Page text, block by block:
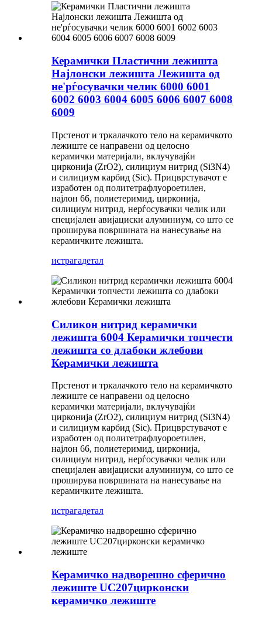
Керамички Пластични лежишта
Најлонски лежишта Лежишта од
не'рѓосувачки челик 6000 6001
6002 6003 6004 6005 6006 6007 6008
6009
Прстенот и тркалачкото тело на керамичкото
лежиште се направени од целосно
керамички материјали, вклучувајќи
цирконија (ZrO2), силициум нитрид (Si3N4)
и силициум карбид (Sic). Прицврстувачот е
изработен од политетрафлуороетилен,
најлон 66, полиетеримид, цирконија,
силициум нитрид, нерѓосувачки челик или
специјален авијациски алуминиум, со што се
проширува површината на нанесување на
керамичките лежишта.
истрагадетал
Силикон нитрид керамички
лежишта 6004 Керамички топчести
лежишта со длабоки жлебови
Керамички лежишта
Прстенот и тркалачкото тело на керамичкото
лежиште се направени од целосно
керамички материјали, вклучувајќи
цирконија (ZrO2), силициум нитрид (Si3N4)
и силициум карбид (Sic). Прицврстувачот е
изработен од политетрафлуороетилен,
најлон 66, полиетеримид, цирконија,
силициум нитрид, нерѓосувачки челик или
специјален авијациски алуминиум, со што се
проширува површината на нанесување на
керамичките лежишта.
истрагадетал
Керамичко надворешно сферично
лежиште UC207цирконски
керамичко лежиште